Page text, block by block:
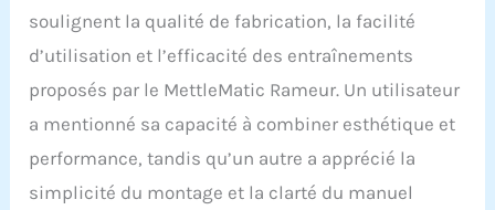
conception à double rail
assure une glisse plus
stable. Deux jeux de
quatre roulettes assurent
au rail, ce qui permet un
glissement silencieux et
doux. Des matériaux et
une finition de qualité
soulignent la qualité de fabrication, la facilité
d’utilisation et l’efficacité des entraînements
proposés par le MettleMatic Rameur. Un utilisateur
a mentionné sa capacité à combiner esthétique et
performance, tandis qu’un autre a apprécié la
simplicité du montage et la clarté du manuel